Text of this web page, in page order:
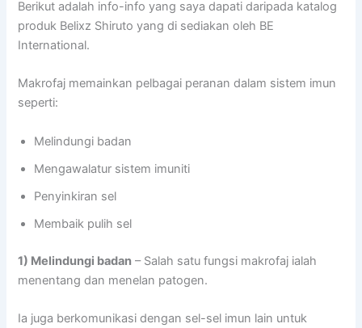
Berikut adalah info-info yang saya dapati daripada katalog
produk Belixz Shiruto yang di sediakan oleh BE
International.
Makrofaj memainkan pelbagai peranan dalam sistem imun
seperti:
Melindungi badan
Mengawalatur sistem imuniti
Penyinkiran sel
Membaik pulih sel
1) Melindungi badan – Salah satu fungsi makrofaj ialah
menentang dan menelan patogen.
Ia juga berkomunikasi dengan sel-sel imun lain untuk